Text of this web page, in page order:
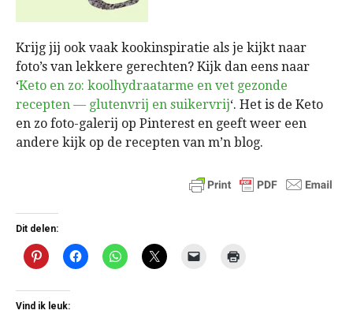
Krijg jij ook vaak kookinspiratie als je kijkt naar
foto’s van lekkere gerechten? Kijk dan eens naar
‘Keto en zo: koolhydraatarme en vet gezonde
recepten — glutenvrij en suikervrij‘. Het is de Keto
en zo foto-galerij op Pinterest en geeft weer een
andere kijk op de recepten van m’n blog.
Dit delen:
Vind ik leuk: